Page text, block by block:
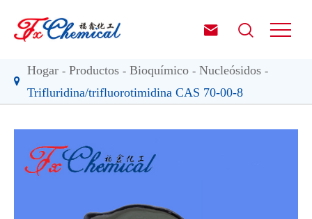
 
Hogar Productos Bioquímico
Nucleósidos
Trifluridina/trifluorotimidina CAS 70-00-8